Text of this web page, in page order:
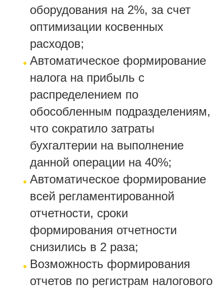
оборудования на 2%, за счет
оптимизации косвенных
расходов;
Автоматическое формирование
налога на прибыль с
распределением по
обособленным подразделениям,
что сократило затраты
бухгалтерии на выполнение
данной операции на 40%;
Автоматическое формирование
всей регламентированной
отчетности, сроки
формирования отчетности
снизились в 2 раза;
Возможность формирования
отчетов по регистрам налогового